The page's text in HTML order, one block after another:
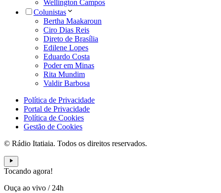
Wellington Campos
Colunistas
Bertha Maakaroun
Ciro Dias Reis
Direto de Brasília
Edilene Lopes
Eduardo Costa
Poder em Minas
Rita Mundim
Valdir Barbosa
Política de Privacidade
Portal de Privacidade
Política de Cookies
Gestão de Cookies
© Rádio Itatiaia. Todos os direitos reservados.
Tocando agora!
Ouça ao vivo / 24h